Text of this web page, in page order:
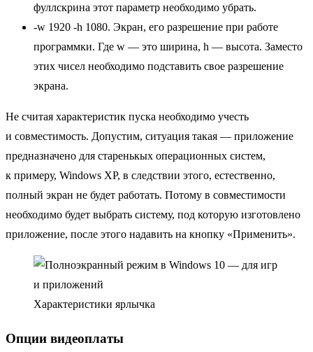
фуллскрина этот параметр необходимо убрать.
-w 1920 -h 1080. Экран, его разрешение при работе
программки. Где w — это ширина, h — высота. Заместо
этих чисел необходимо подставить свое разрешение
экрана.
Не считая характеристик пуска необходимо учесть
и совместимость. Допустим, ситуация такая — приложение
предназначено для старенькых операционных систем,
к примеру, Windows XP, в следствии этого, естественно,
полный экран не будет работать. Потому в совместимости
необходимо будет выбрать систему, под которую изготовлено
приложение, после этого надавить на кнопку «Применить».
Характеристики ярлычка
Опции видеоплаты